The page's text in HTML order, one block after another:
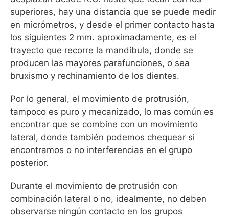
superiores, hay una distancia que se puede medir
en micrómetros, y desde el primer contacto hasta
los siguientes 2 mm. aproximadamente, es el
trayecto que recorre la mandíbula, donde se
producen las mayores parafunciones, o sea
bruxismo y rechinamiento de los dientes.
Por lo general, el movimiento de protrusión,
tampoco es puro y mecanizado, lo mas común es
encontrar que se combine con un movimiento
lateral, donde también podemos chequear si
encontramos o no interferencias en el grupo
posterior.
Durante el movimiento de protrusión con
combinación lateral o no, idealmente, no deben
observarse ningún contacto en los grupos